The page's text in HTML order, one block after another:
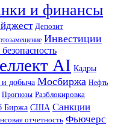
и финансы
Депозит
Инвестиции
AI Кадры
добыча Мосбиржа Нефть
Прогнозы Разблокировка
Биржа США Санкции
отчетность Фьючерс